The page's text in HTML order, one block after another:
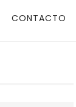
CONTACTO